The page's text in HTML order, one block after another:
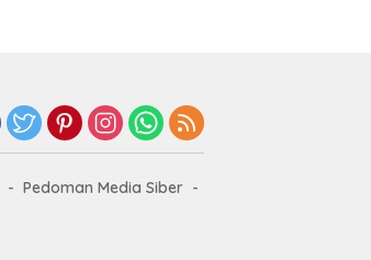
Pedoman Media Siber